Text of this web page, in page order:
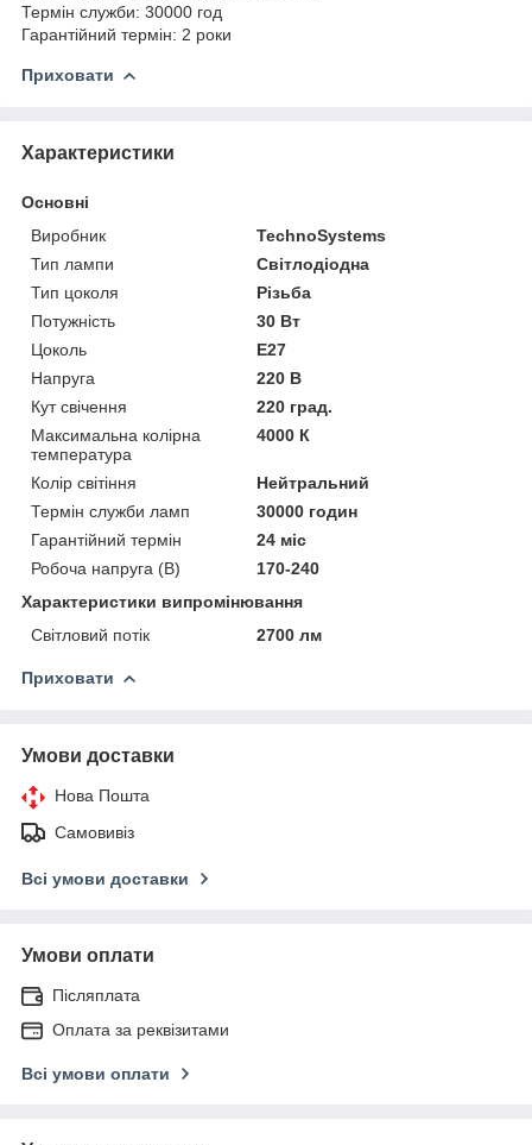
Термін служби: 30000 год
Гарантійний термін: 2 роки
Приховати
Характеристики
Основні
Виробник
TechnoSystems
Тип лампи
Світлодіодна
Тип цоколя
Різьба
Потужність
30 Вт
Цоколь
E27
Напруга
220 В
Кут свічення
220 град.
Максимальна колірна
температура
4000 К
Колір світіння
Нейтральний
Термін служби ламп
30000 годин
Гарантійний термін
24 міс
Робоча напруга (В)
170-240
Характеристики випромінювання
Світловий потік
2700 лм
Приховати
Умови доставки
Нова Пошта
Самовивіз
Всі умови доставки
Умови оплати
Післяплата
Оплата за реквізитами
Всі умови оплати